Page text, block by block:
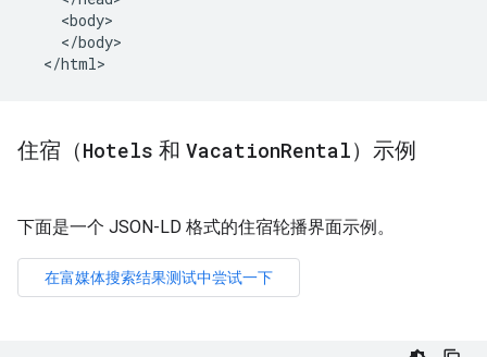
    <body>
    </body>
  </html>
住宿（Hotels 和 VacationRental）示例
下面是一个 JSON-LD 格式的住宿轮播界面示例。